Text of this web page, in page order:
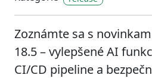
Zoznámte sa s
18.5 – vylepšené AI
CI/CD pipeline a